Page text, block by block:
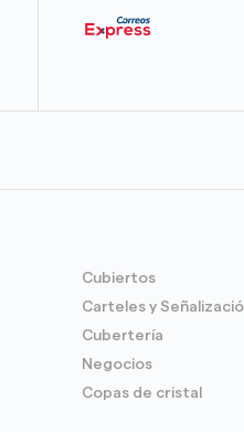
Cubiertos
Carteles y
Cubertería
Negocios
Copas de cristal